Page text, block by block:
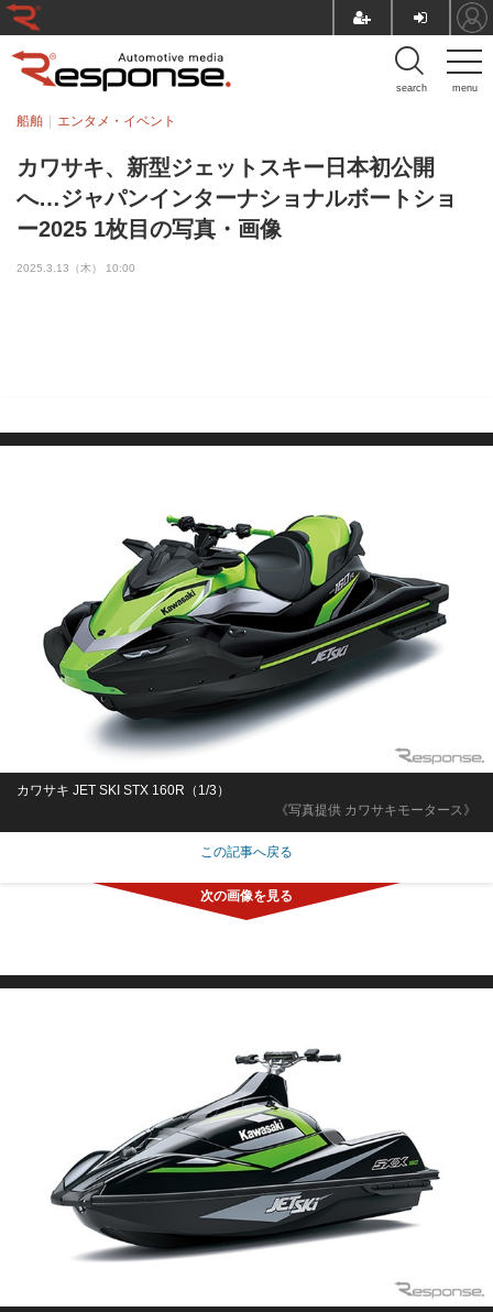
menu
search
カワサキ、新型ジェットスキー日本初公開
へ…ジャパンインターナショナルボートショ
ー2025 1枚目の写真・画像
船舶 エンタメ・イベント
2025.3.13（木） 10:00
《写真提供 カワサキモータース》
カワサキ JET SKI STX 160R（1/3）
この記事へ戻る